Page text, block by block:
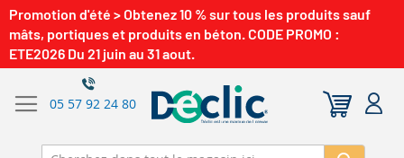
Promotion d'été > Obtenez 10 % sur tous les produits sauf
mâts, portiques et produits en béton. CODE PROMO :
ETE2026 Du 21 juin au 31 aout.
05 57 92 24 80